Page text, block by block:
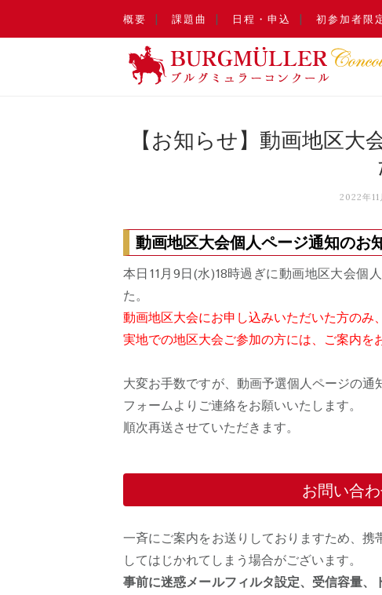
概要 課題曲 日程・申込 初参加者限
【お知らせ】動画地区大
2022年11
動画地区大会個人ページ通知のお
本日11月9日(水)18時過ぎに動画地区大会個
た。
動画地区大会にお申し込みいただいた方のみ
実地での地区大会ご参加の方には、ご案内を
大変お手数ですが、動画予選個人ページの
フォームよりご連絡をお願いいたします。
順次再送させていただきます。
お問い合
一斉にご案内をお送りしておりますため、
してはじかれてしまう場合がございます。
事前に迷惑メールフィルタ設定、受信容量